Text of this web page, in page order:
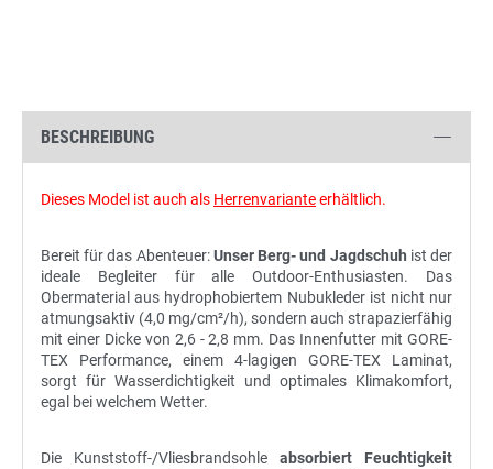
BESCHREIBUNG
Dieses Model ist auch als Herrenvarianteerhältlich.
Bereit für das Abenteuer:Unser Berg- und Jagdschuh ist der
ideale Begleiter für alle Outdoor-Enthusiasten. Das
Obermaterial aus hydrophobiertem Nubukleder ist nicht nur
atmungsaktiv (4,0 mg/cm²/h), sondern auch strapazierfähig
mit einer Dicke von 2,6 - 2,8 mm. Das Innenfutter mit GORE-
TEX Performance, einem 4-lagigen GORE-TEX Laminat,
sorgt für Wasserdichtigkeit und optimales Klimakomfort,
egal bei welchem Wetter.
Die Kunststoff-/Vliesbrandsohle absorbiert Feuchtigkeit